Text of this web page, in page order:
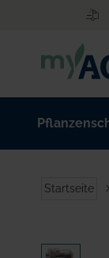
Startseite
Zum